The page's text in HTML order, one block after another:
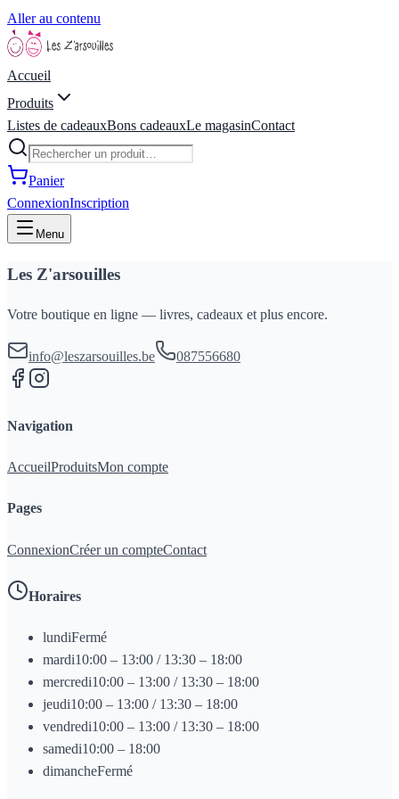
Aller au contenu
Accueil
Produits
Listes de cadeauxBons cadeauxLe magasinContact
Panier
ConnexionInscription
Menu
Les Z'arsouilles
Votre boutique en ligne — livres, cadeaux et plus encore.
info@leszarsouilles.be 087556680
Navigation
AccueilProduitsMon compte
Pages
ConnexionCréer un compteContact
Horaires
lundiFermé
mardi10:00 – 13:00 / 13:30 – 18:00
mercredi10:00 – 13:00 / 13:30 – 18:00
jeudi10:00 – 13:00 / 13:30 – 18:00
vendredi10:00 – 13:00 / 13:30 – 18:00
samedi10:00 – 18:00
dimancheFermé